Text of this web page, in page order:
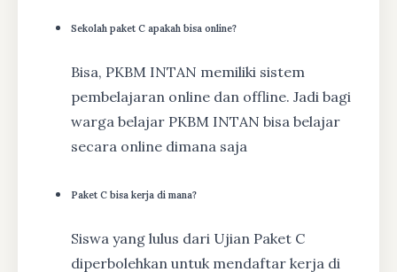
Sekolah paket C apakah bisa online?
Bisa, PKBM INTAN memiliki sistem
pembelajaran online dan offline. Jadi bagi
warga belajar PKBM INTAN bisa belajar
secara online dimana saja
Paket C bisa kerja di mana?
Siswa yang lulus dari Ujian Paket C
diperbolehkan untuk mendaftar kerja di